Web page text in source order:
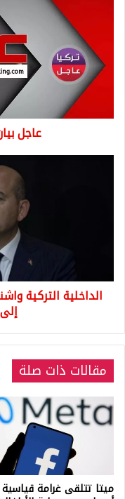
التركية
عاجل
"مختبر
للإرهاب"
الداخلية التركية
مقالات ذات صلة
ميتا تتلقى غرامة